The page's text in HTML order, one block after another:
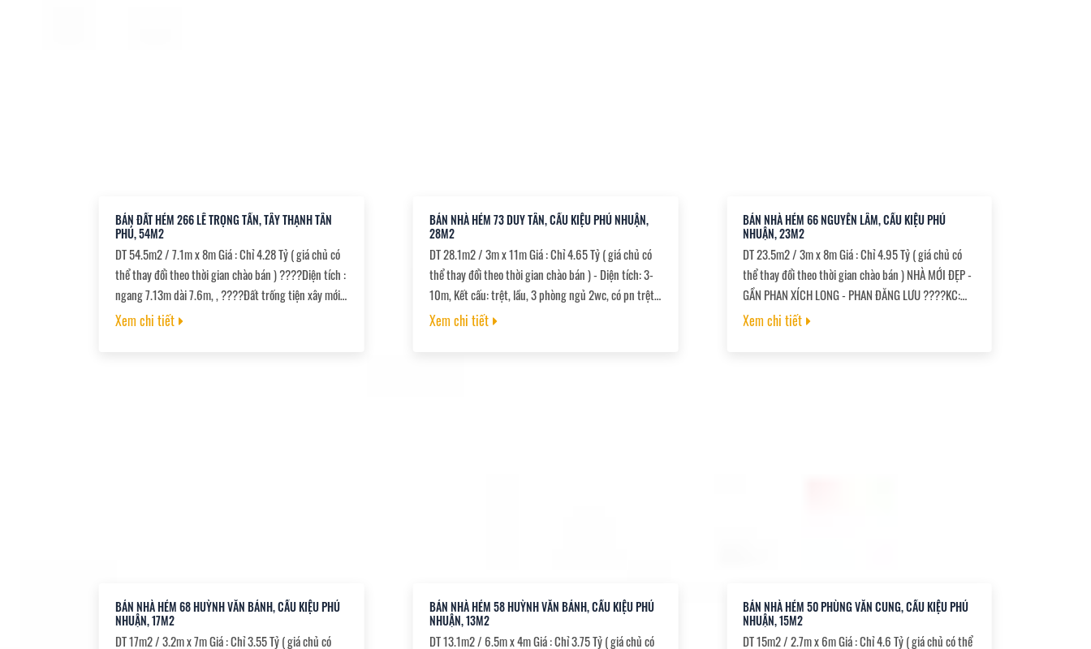
BÁN ĐẤT HẺM 266 LÊ TRỌNG TẤN, TÂY THẠNH TÂN
PHÚ, 54M2
DT 54.5m2 / 7.1m x 8m Giá : Chỉ 4.28 Tỷ ( giá chủ có
thể thay đổi theo thời gian chào bán ) ????Diện tích :
ngang 7.13m dài 7.6m, , ????Đất trống tiện xây mới.
Xác định mua vị trí, , ????Hẻm thoáng mát yên tĩnh,
Xem chi tiết
BÁN NHÀ HẺM 73 DUY TÂN, CẦU KIỆU PHÚ NHUẬN,
28M2
DT 28.1m2 / 3m x 11m Giá : Chỉ 4.65 Tỷ ( giá chủ có
thể thay đổi theo thời gian chào bán ) - Diện tích: 3-
10m, Kết cấu: trệt, lầu, 3 phòng ngủ 2wc, có pn trệt.
- Vị trí siêu trung tâm nằm sát Q1, Q3, đi sân bay 5p,
Xem chi tiết
BÁN NHÀ HẺM 66 NGUYỄN LÂM, CẦU KIỆU PHÚ
NHUẬN, 23M2
DT 23.5m2 / 3m x 8m Giá : Chỉ 4.95 Tỷ ( giá chủ có
thể thay đổi theo thời gian chào bán ) NHÀ MỚI ĐẸP -
GẦN PHAN XÍCH LONG - PHAN ĐĂNG LƯU ????️KC:
Trệt 2 lầu sân thượng ????️công năng 2 phòng ngủ 3
Xem chi tiết
BÁN NHÀ HẺM 68 HUỲNH VĂN BÁNH, CẦU KIỆU PHÚ
NHUẬN, 17M2
DT 17m2 / 3.2m x 7m Giá : Chỉ 3.55 Tỷ ( giá chủ có
BÁN NHÀ HẺM 58 HUỲNH VĂN BÁNH, CẦU KIỆU PHÚ
NHUẬN, 13M2
DT 13.1m2 / 6.5m x 4m Giá : Chỉ 3.75 Tỷ ( giá chủ có
BÁN NHÀ HẺM 50 PHÙNG VĂN CUNG, CẦU KIỆU PHÚ
NHUẬN, 15M2
DT 15m2 / 2.7m x 6m Giá : Chỉ 4.6 Tỷ ( giá chủ có thể